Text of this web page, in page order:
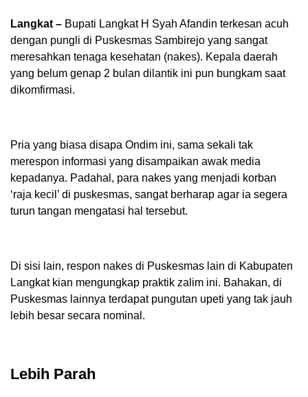
Langkat – Bupati Langkat H Syah Afandin terkesan acuh
dengan pungli di Puskesmas Sambirejo yang sangat
meresahkan tenaga kesehatan (nakes). Kepala daerah
yang belum genap 2 bulan dilantik ini pun bungkam saat
dikomfirmasi.
Pria yang biasa disapa Ondim ini, sama sekali tak
merespon informasi yang disampaikan awak media
kepadanya. Padahal, para nakes yang menjadi korban
‘raja kecil’ di puskesmas, sangat berharap agar ia segera
turun tangan mengatasi hal tersebut.
Di sisi lain, respon nakes di Puskesmas lain di Kabupaten
Langkat kian mengungkap praktik zalim ini. Bahakan, di
Puskesmas lainnya terdapat pungutan upeti yang tak jauh
lebih besar secara nominal.
Lebih Parah